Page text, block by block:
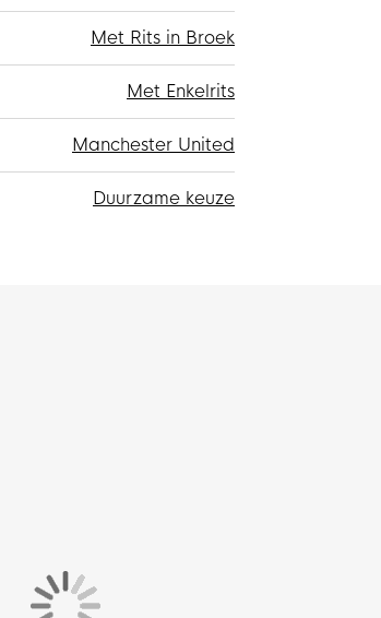
Met Rits in Broek
Met Enkelrits
Manchester United
Duurzame keuze